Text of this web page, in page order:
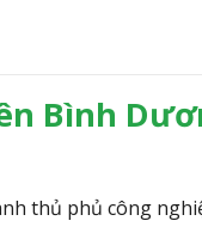
Bình
thủ phủ công